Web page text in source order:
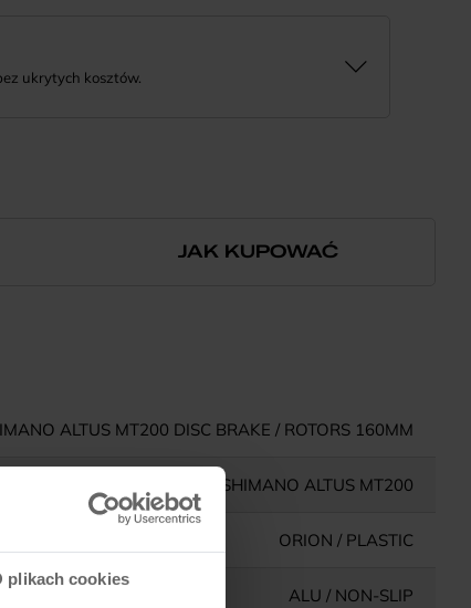
plikach cookies
ukrytych kosztów.
JAK KUPOWAĆ
ALTUS MT200 DISC BRAKE / ROTORS 160MM
SHIMANO ALTUS MT200
ORION / PLASTIC
ALU / NON-SLIP